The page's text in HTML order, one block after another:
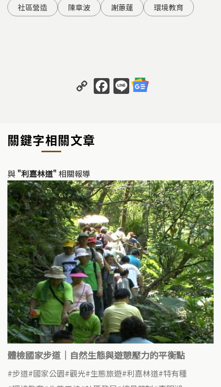
社區營造
陳章波 謝蕙蓮 環境教育
C
o
y
Li
k
F
a
o
k
Li
n
關鍵字相關文章
與 "利嘉林道" 相關報導
體檢國家步道｜自然生態與遊憩壓力的平衡點
步道 國家公園 觀光 生態旅遊 利嘉林道 特有種